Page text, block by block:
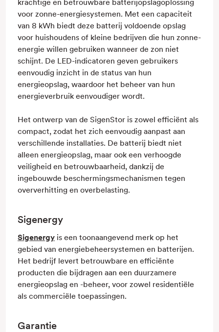
krachtige en betrouwbare batterijopslagoplossing
voor zonne-energiesystemen. Met een capaciteit
van 8 kWh biedt deze batterij voldoende opslag
voor huishoudens of kleine bedrijven die hun zonne-
energie willen gebruiken wanneer de zon niet
schijnt. De LED-indicatoren geven gebruikers
eenvoudig inzicht in de status van hun
energieopslag, waardoor het beheer van hun
energieverbruik eenvoudiger wordt.
Het ontwerp van de SigenStor is zowel efficiënt als
compact, zodat het zich eenvoudig aanpast aan
verschillende installaties. De batterij biedt niet
alleen energieopslag, maar ook een verhoogde
veiligheid en betrouwbaarheid, dankzij de
ingebouwde beschermingsmechanismen tegen
oververhitting en overbelasting.
Sigenergy
Sigenergy is een toonaangevend merk op het
gebied van energiebeheersystemen en batterijen.
Het bedrijf levert betrouwbare en efficiënte
producten die bijdragen aan een duurzamere
energieopslag en -beheer, voor zowel residentiële
als commerciële toepassingen.
Garantie